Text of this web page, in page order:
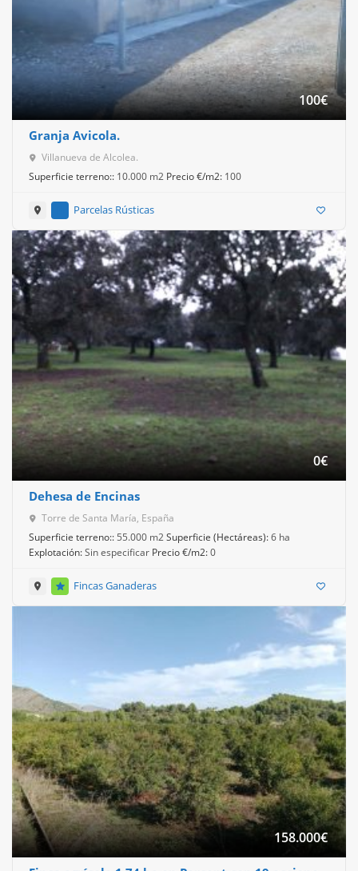
100€
Granja Avicola.
Villanueva de Alcolea.
Superficie terreno:: 10.000 m2 Precio €/m2: 100
Parcelas Rústicas
0€
Dehesa de Encinas
Torre de Santa María, España
Superficie terreno:: 55.000 m2Superficie (Hectáreas):6 ha
Explotación:Sin especificar Precio €/m2:0
Fincas Ganaderas
158.000€